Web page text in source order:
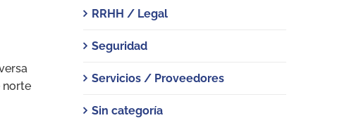
norte
RRHH / Legal
Seguridad
Servicios / Proveedores
Sin categoría